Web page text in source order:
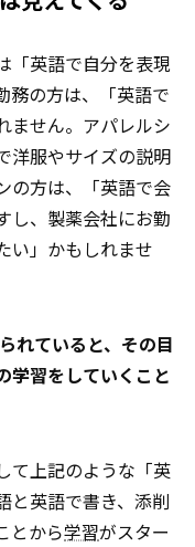
「英語で自分を表現
務の方は、「英語で
ません。アパレルシ
洋服やサイズの説明
の方は、「英語で会
し、製薬会社にお勤
い」かもしれませ
れていると、その目
学習をしていくこと
て上記のような「英
と英語で書き、添削
とから学習がスター